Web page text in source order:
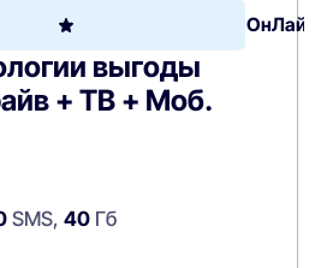
ОнЛайм
выгоды
+ ТВ + Моб.
SMS, 40Гб